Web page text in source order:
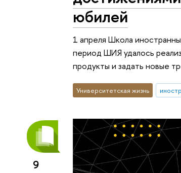
юбилей
1 апреля Школа
период ШИЯ удалось
продукты и задать новые
Университетская жизнь
9